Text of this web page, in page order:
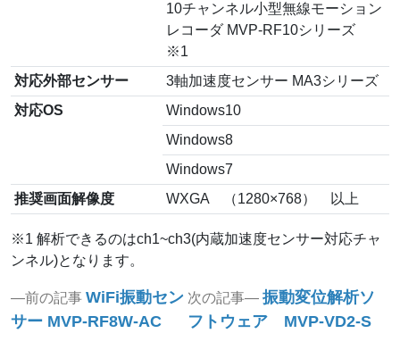
10チャンネル小型無線モーション
レコーダ MVP-RF10シリーズ
※1
対応外部センサー
3軸加速度センサー MA3シリーズ
対応OS
Windows10
Windows8
Windows7
推奨画面解像度
WXGA （1280×768） 以上
※1 解析できるのはch1~ch3(内蔵加速度センサー対応チャ
ンネル)となります。
投
稿
前の記事 Previous
post:
WiFi振動セン
サー MVP-RF8W-AC
次の記事
Next
post:
振動変位解析ソ
フトウェア MVP-VD2-S